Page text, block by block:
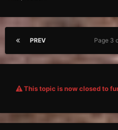
PREV Page 3
This topic is now closed to